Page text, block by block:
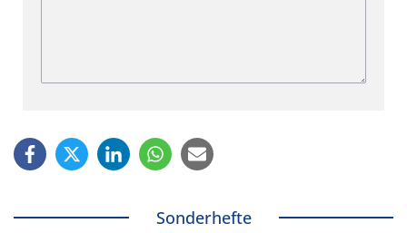
Sonderhefte